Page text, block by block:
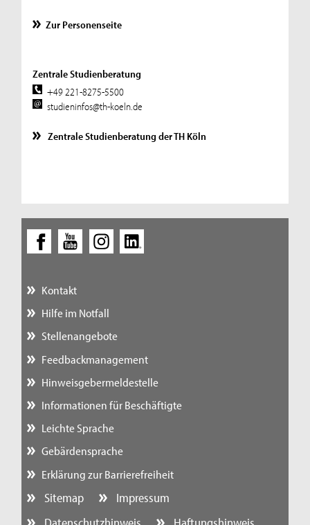
Zur Personenseite
Zentrale Studienberatung
+49 221-8275-5500
studieninfos@th-koeln.de
Zentrale Studienberatung der TH Köln
Kontakt
Hilfe im Notfall
Stellenangebote
Feedbackmanagement
Hinweisgebermeldestelle
Informationen für Beschäftigte
Leichte Sprache
Gebärdensprache
Erklärung zur Barrierefreiheit
Sitemap
Impressum